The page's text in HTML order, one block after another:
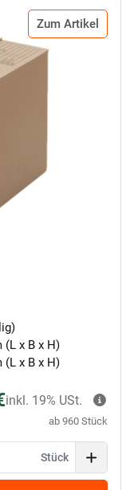
Zum Artikel
(L x B x H)
(L x B x H)
ab 960 Stück
inkl. 19% USt.
Stück